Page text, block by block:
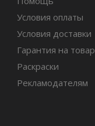
Условия оплаты
Условия доставки
Гарантия на товар
Раскраски
Рекламодателям